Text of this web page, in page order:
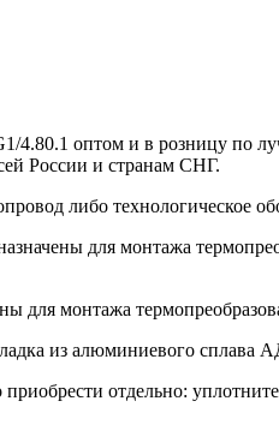
4.80.1 оптом и в розницу по
России и странам СНГ.
либо технологическое
для монтажа
монтажа
из алюминиевого сплава
отдельно: